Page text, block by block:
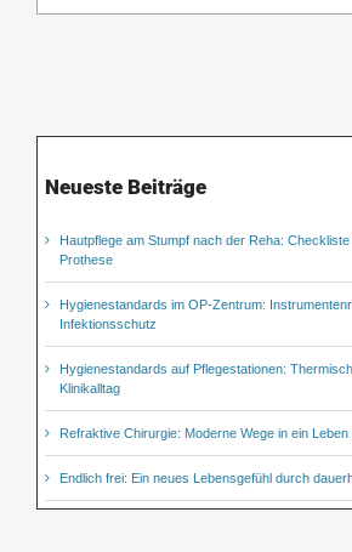
Neueste Beiträge
Hautpflege am Stumpf nach der Reha: Checkliste
Prothese
Hygienestandards im OP-Zentrum:
Infektionsschutz
Hygienestandards auf Pflegestationen:
Klinikalltag
Refraktive Chirurgie: Moderne Wege in ein Leben
Endlich frei: Ein neues Lebensgefühl durch